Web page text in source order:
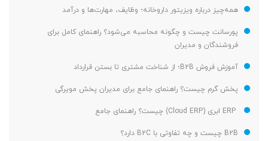
همه‌چیز درباره ویزیتور داروخانه؛ وظایف، مهارت‌ها و درآمد
پورسانت چیست و چگونه محاسبه می‌شود؟ راهنمای کامل برای
فروشندگان و مدیران
آموزش فروش B2B؛ از شناخت مشتری تا بستن قرارداد
پخش گرم چیست؟ راهنمای جامع برای مدیران پخش مویرگی
B2B چیست و چه تفاوتی با B2C دارد؟